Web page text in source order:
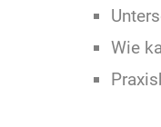
Wie